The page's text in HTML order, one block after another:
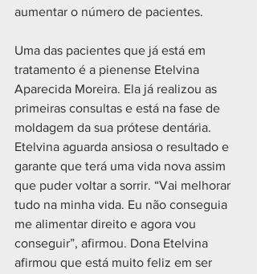
aumentar o número de pacientes.
Uma das pacientes que já está em
tratamento é a pienense Etelvina
Aparecida Moreira. Ela já realizou as
primeiras consultas e está na fase de
moldagem da sua prótese dentária.
Etelvina aguarda ansiosa o resultado e
garante que terá uma vida nova assim
que puder voltar a sorrir. “Vai melhorar
tudo na minha vida. Eu não conseguia
me alimentar direito e agora vou
conseguir”, afirmou. Dona Etelvina
afirmou que está muito feliz em ser